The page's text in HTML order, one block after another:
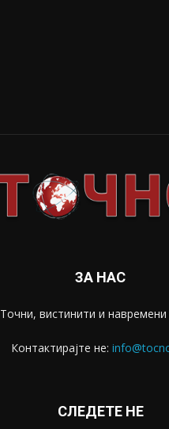
ЗА НАС
Точни, вистинити и навремени
Контактирајте не:
СЛЕДЕТЕ НЕ